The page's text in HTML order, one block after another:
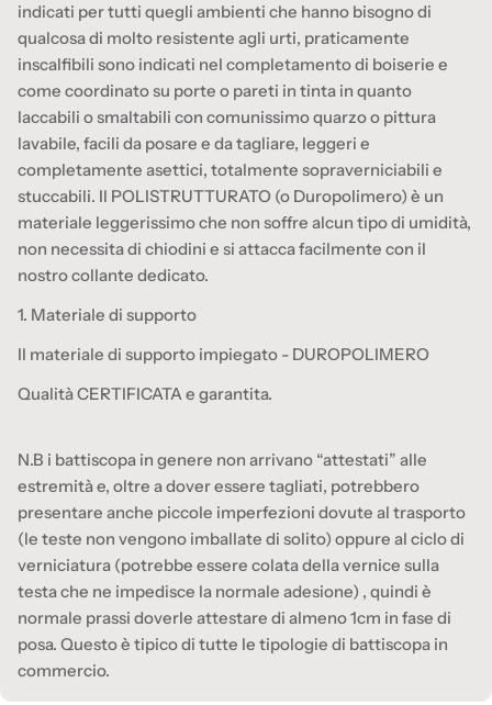
indicati per tutti quegli ambienti che hanno bisogno di
qualcosa di molto resistente agli urti, praticamente
inscalfibili sono indicati nel completamento di boiserie e
come coordinato su porte o pareti in tinta in quanto
laccabili o smaltabili con comunissimo quarzo o pittura
lavabile, facili da posare e da tagliare, leggeri e
completamente asettici, totalmente sopraverniciabili e
stuccabili. Il POLISTRUTTURATO (o Duropolimero) è un
materiale leggerissimo che non soffre alcun tipo di umidità,
non necessita di chiodini e si attacca facilmente con il
nostro collante dedicato.
1. Materiale di supporto
Il materiale di supporto impiegato - DUROPOLIMERO
Qualità CERTIFICATA e garantita.
N.B i battiscopa in genere non arrivano “attestati” alle
estremità e, oltre a dover essere tagliati, potrebbero
presentare anche piccole imperfezioni dovute al trasporto
(le teste non vengono imballate di solito) oppure al ciclo di
verniciatura (potrebbe essere colata della vernice sulla
testa che ne impedisce la normale adesione) , quindi è
normale prassi doverle attestare di almeno 1cm in fase di
posa. Questo è tipico di tutte le tipologie di battiscopa in
commercio.